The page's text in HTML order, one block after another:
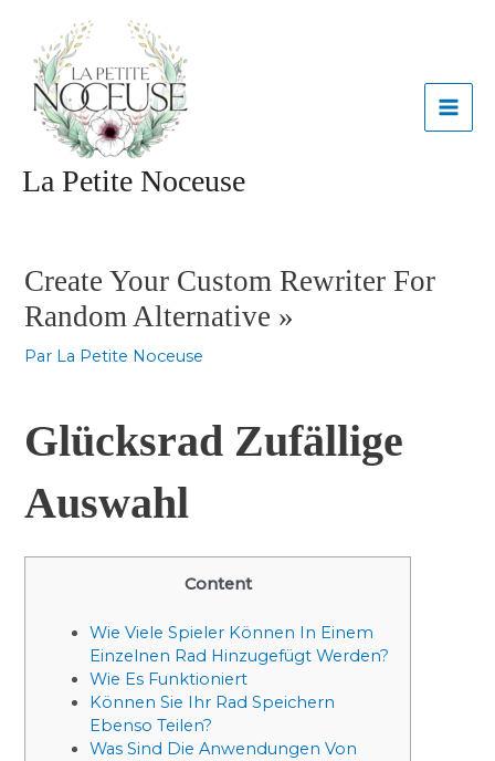
contenu
La Petite Noceuse
Create Your Custom Rewriter For
Random Alternative »
Par La Petite Noceuse
Glücksrad Zufällige
Auswahl
Content
Wie Viele Spieler Können In Einem
Einzelnen Rad Hinzugefügt Werden?
Wie Es Funktioniert
Können Sie Ihr Rad Speichern
Ebenso Teilen?
Was Sind Die Anwendungen Von
articles